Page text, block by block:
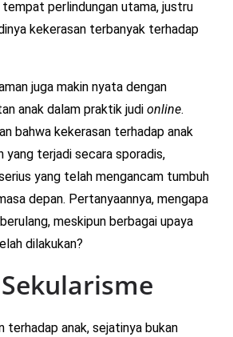
tempat perlindungan utama, justru
kekerasan terbanyak terhadap
juga makin nyata dengan
anak dalam praktik judi online.
bahwa kekerasan terhadap anak
yang terjadi secara sporadis,
yang telah mengancam tumbuh
depan. Pertanyaannya, mengapa
meskipun berbagai upaya
dilakukan?
terhadap anak, sejatinya bukan